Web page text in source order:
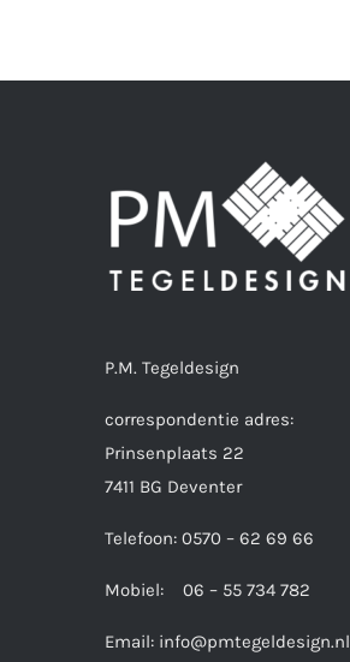
P.M. Tegeldesign
correspondentie adres:
Prinsenplaats 22
7411 BG Deventer
Telefoon: 0570 – 62 69 66
Mobiel: 06 – 55 734 782
Email: info@pmtegeldesign.nl